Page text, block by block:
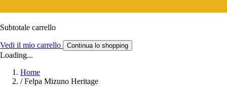
Subtotale carrello
Vedi il mio carrello Continua lo shopping
Loading...
Home
/ Felpa Mizuno Heritage